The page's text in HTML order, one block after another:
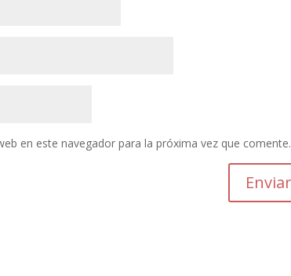
en este navegador para la próxima vez que comente.